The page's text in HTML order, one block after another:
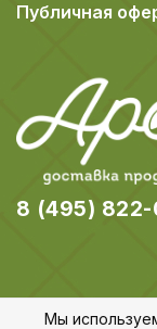
Публичная
8 (495)
Мы